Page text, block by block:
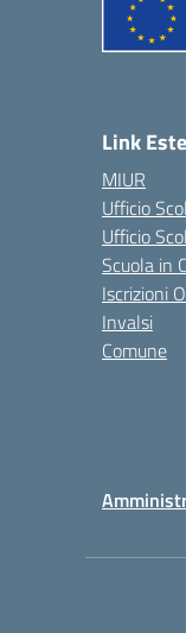
Link
MIUR
Ufficio
Ufficio
Scuola in
Iscrizioni
Invalsi
Comune